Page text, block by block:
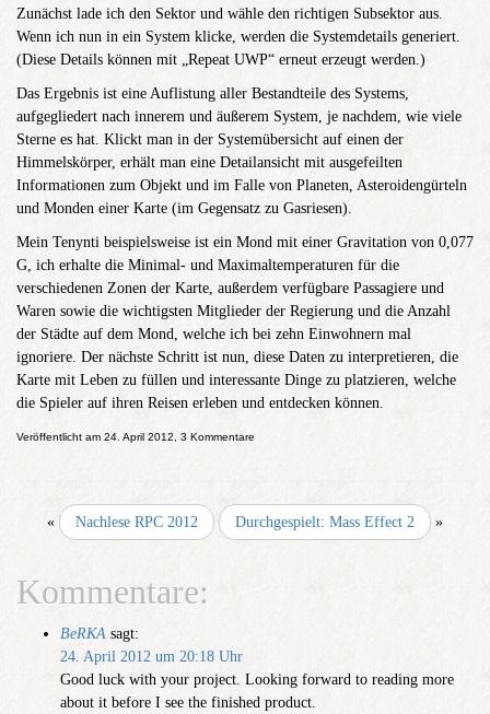
Zunächst lade ich den Sektor und wähle den richtigen Subsektor aus.
Wenn ich nun in ein System klicke, werden die Systemdetails generiert.
(Diese Details können mit „Repeat UWP“ erneut erzeugt werden.)
Das Ergebnis ist eine Auflistung aller Bestandteile des Systems,
aufgegliedert nach innerem und äußerem System, je nachdem, wie viele
Sterne es hat. Klickt man in der Systemübersicht auf einen der
Himmelskörper, erhält man eine Detailansicht mit ausgefeilten
Informationen zum Objekt und im Falle von Planeten, Asteroidengürteln
und Monden einer Karte (im Gegensatz zu Gasriesen).
Mein Tenynti beispielsweise ist ein Mond mit einer Gravitation von 0,077
G, ich erhalte die Minimal- und Maximaltemperaturen für die
verschiedenen Zonen der Karte, außerdem verfügbare Passagiere und
Waren sowie die wichtigsten Mitglieder der Regierung und die Anzahl
der Städte auf dem Mond, welche ich bei zehn Einwohnern mal
ignoriere. Der nächste Schritt ist nun, diese Daten zu interpretieren, die
Karte mit Leben zu füllen und interessante Dinge zu platzieren, welche
die Spieler auf ihren Reisen erleben und entdecken können.
Veröffentlicht am 24. April 2012, 3 Kommentare
« Nachlese RPC 2012 Durchgespielt: Mass Effect 2 »
Kommentare:
BeRKA sagt:
24. April 2012 um 20:18 Uhr
Good luck with your project. Looking forward to reading more
about it before I see the finished product.